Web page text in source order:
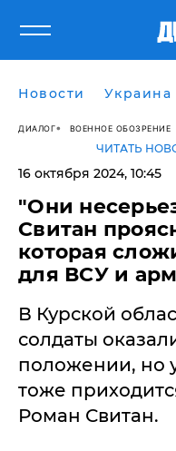
Новости Украина
ДИАЛОГ ВОЕННОЕ ОБОЗРЕНИЕ
ЧИТАТЬ
16 октября 2024, 10:45
"Они
Свитан
которая
для ВСУ и
В Курской
солдаты
положении, но
тоже
Роман Свитан.